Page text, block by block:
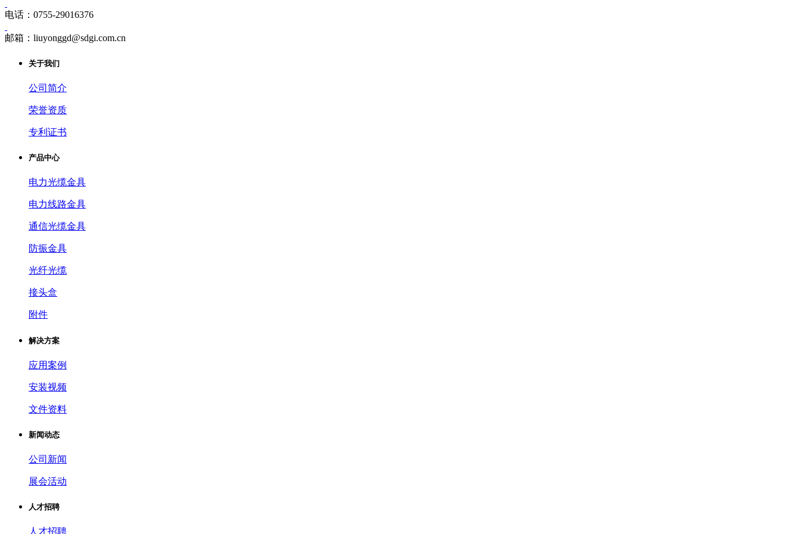
电话：0755-29016376
邮箱：liuyonggd@sdgi.com.cn
关于我们
公司简介
荣誉资质
专利证书
产品中心
电力光缆金具
电力线路金具
通信光缆金具
防振金具
光纤光缆
接头盒
附件
解决方案
应用案例
安装视频
文件资料
新闻动态
公司新闻
展会活动
人才招聘
人才招聘